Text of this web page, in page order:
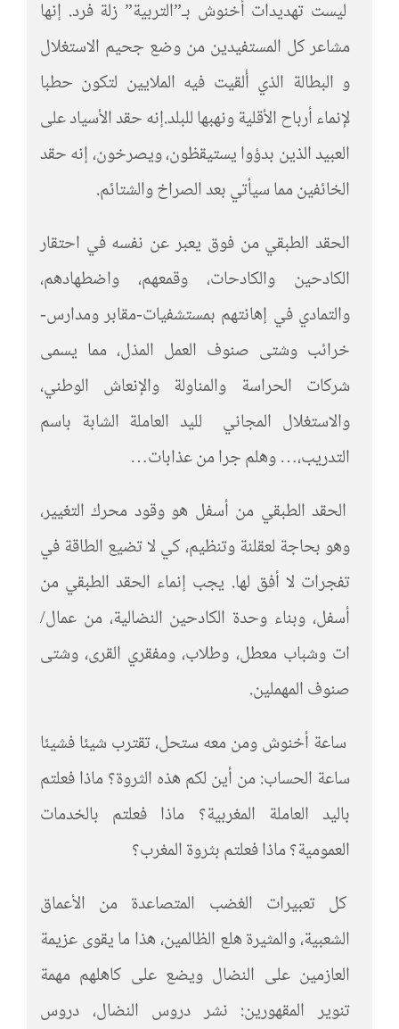
ليست تهديدات أخنوش بـ”التربية” زلة فرد. إنها
مشاعر كل المستفيدين من وضع جحيم الاستغلال
و البطالة الذي أُلقيت فيه الملايين لتكون حطبا
لإنماء أرباح الأقلية ونهبها للبلد.إنه حقد الأسياد على
العبيد الذين بدؤوا يستيقظون، ويصرخون، إنه حقد
الخائفين مما سيأتي بعد الصراخ والشتائم.
الحقد الطبقي من فوق يعبر عن نفسه في احتقار
الكادحين والكادحات، وقمعهم، واضطهادهم،
والتمادي في إهانتهم بمستشفيات-مقابر ومدارس-
خرائب وشتى صنوف العمل المذل، مما يسمى
شركات الحراسة والمناولة والإنعاش الوطني،
والاستغلال المجاني لليد العاملة الشابة باسم
التدريب،… وهلم جرا من عذابات…
الحقد الطبقي من أسفل هو وقود محرك التغيير،
وهو بحاجة لعقلنة وتنظيم، كي لا تضيع الطاقة في
تفجرات لا أفق لها. يجب إنماء الحقد الطبقي من
أسفل، وبناء وحدة الكادحين النضالية، من عمال/
ات وشباب معطل، وطلاب، ومفقري القرى، وشتى
صنوف المهملين.
ساعة أخنوش ومن معه ستحل، تقترب شيئا فشيئا
ساعة الحساب: من أين لكم هذه الثروة؟ ماذا فعلتم
باليد العاملة المغربية؟ ماذا فعلتم بالخدمات
العمومية؟ ماذا فعلتم بثروة المغرب؟
كل تعبيرات الغضب المتصاعدة من الأعماق
الشعبية، والمثيرة هلع الظالمين، هذا ما يقوى عزيمة
العازمين على النضال ويضع على كاهلهم مهمة
تنوير المقهورين: نشر دروس النضال، دروس